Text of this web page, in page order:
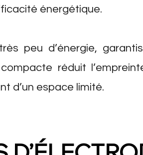
énergétique.
peu d’énergie,
réduit
d’un espace limité.